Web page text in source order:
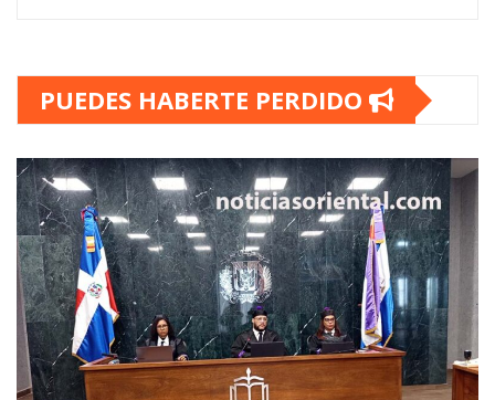
PUEDES HABERTE PERDIDO